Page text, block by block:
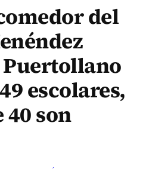
del
Puertollano
escolares,
40 son